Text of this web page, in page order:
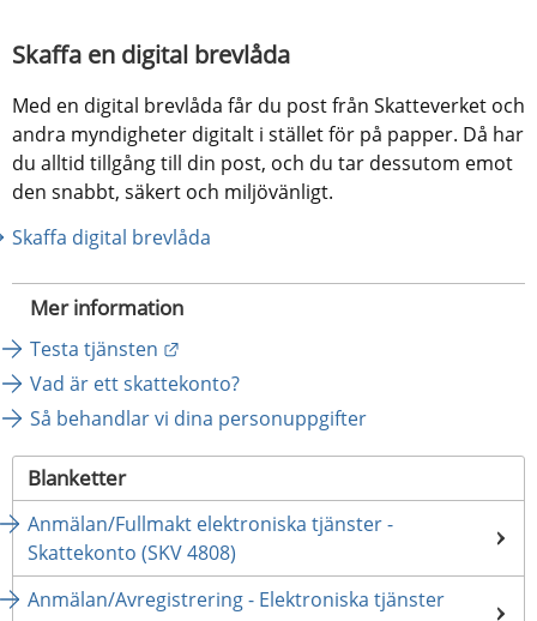
Skaffa en digital brevlåda
Med en digital brevlåda får du post från Skatteverket och
andra myndigheter digitalt i stället för på papper. Då har
du alltid tillgång till din post, och du tar dessutom emot
den snabbt, säkert och miljövänligt.
Skaffa digital brevlåda
Mer information
Testa tjänsten
Vad är ett skattekonto?
Så behandlar vi dina personuppgifter
Blanketter
Anmälan/Fullmakt elektroniska tjänster -
Skattekonto (SKV 4808)
Anmälan/Avregistrering - Elektroniska tjänster